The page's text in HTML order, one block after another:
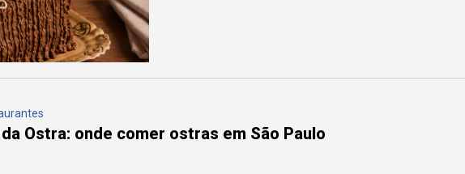
da Ostra: onde comer ostras em São Paulo